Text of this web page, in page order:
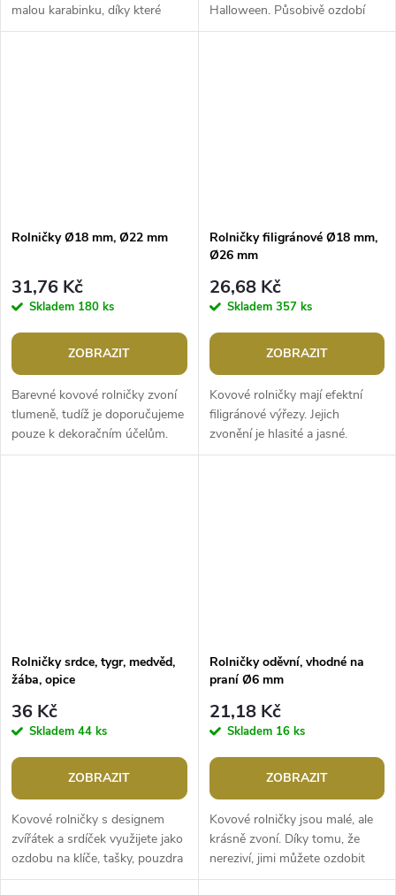
malou karabinku, díky které
můžete rolničku připnout ke
Halloween. Působivě ozdobí
párty stůl, pytlíky s nadílkou,
Rolničky Ø18 mm, Ø22 mm
31,76 Kč
Skladem 180 ks
ZOBRAZIT
Barevné kovové rolničky zvoní
tlumeně, tudíž je doporučujeme
pouze k dekoračním účelům.
Jsou vhodné jako ozdoba na
Rolničky filigránové Ø18 mm,
Ø26 mm
26,68 Kč
Skladem 357 ks
ZOBRAZIT
Kovové rolničky mají efektní
filigránové výřezy. Jejich
zvonění je hlasité a jasné.
Rolničky využijete na výrobu
Rolničky srdce, tygr, medvěd,
žába, opice
36 Kč
Skladem 44 ks
ZOBRAZIT
Kovové rolničky s designem
zvířátek a srdíček využijete jako
ozdobu na klíče, tašky, pouzdra
apod. Jejich zvonění je hlasité a
Rolničky oděvní, vhodné na
praní Ø6 mm
21,18 Kč
Skladem 16 ks
ZOBRAZIT
Kovové rolničky jsou malé, ale
krásně zvoní. Díky tomu, že
nereziví, jimi můžete ozdobit
oblečení (čepice, rukavice,